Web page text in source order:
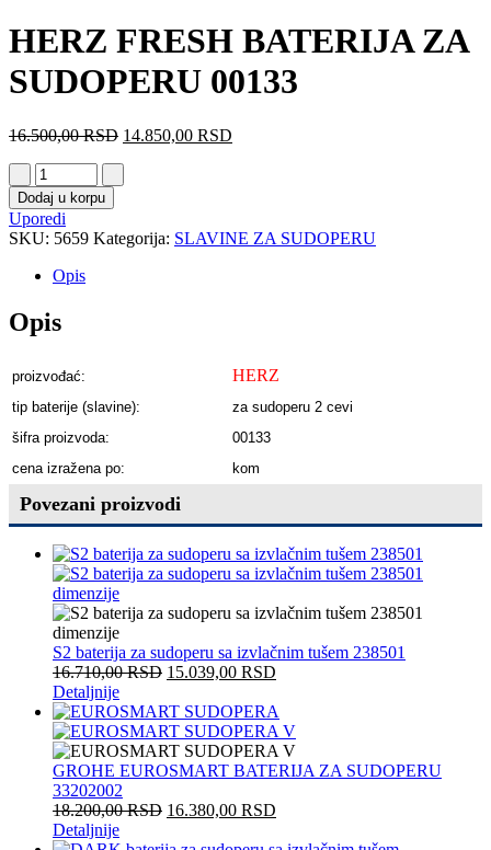
HERZ FRESH BATERIJA ZA
SUDOPERU 00133
16.500,00RSD 14.850,00 RSD
Dodaj u korpu
Uporedi
SKU: 5659 Kategorija: SLAVINE ZA SUDOPERU
Opis
Opis
proizvođać: HERZ
tip baterije (slavine):
za sudoperu 2 cevi
šifra proizvoda:
00133
cena izražena po:
kom
Povezani proizvodi
S2 baterija za sudoperu sa izvlačnim tušem 238501
16.710,00RSD 15.039,00 RSD
Detaljnije
GROHE EUROSMART BATERIJA ZA SUDOPERU
33202002
18.200,00RSD 16.380,00 RSD
Detaljnije